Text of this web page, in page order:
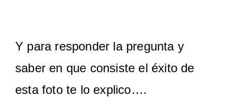
Y para responder la pregunta y
saber en que consiste el éxito de
esta foto te lo explico….